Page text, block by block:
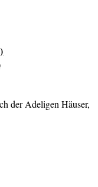
der Adeligen Häuser,